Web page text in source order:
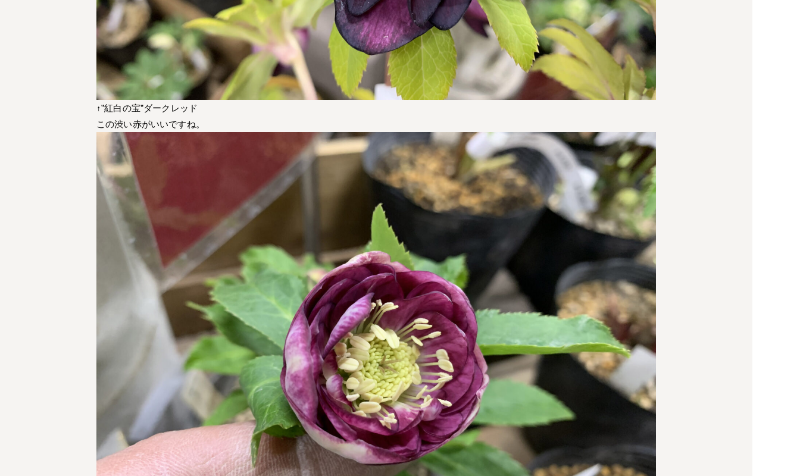
↑”紅白の宝”ダークレッド
この渋い赤がいいですね。